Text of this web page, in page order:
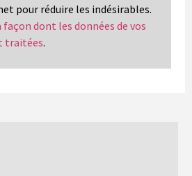
pour réduire les indésirables.
façon dont les données de vos
traitées.